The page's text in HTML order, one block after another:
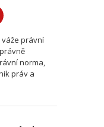
právní
norma,
práv a